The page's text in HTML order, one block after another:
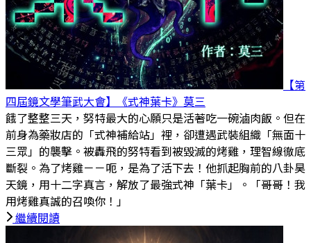
【第
四屆鏡文學筆武大會】《式神葉卡》 莫三
餓了整整三天，努特最大的心願只是活著吃一碗滷肉飯。但在
前身為藥妝店的「式神補給站」裡，卻遭遇武裝組織「無面十
三眾」的襲擊。被轟飛的努特看到被毀滅的烤雞，理智線徹底
斷裂。為了烤雞－－呃，是為了活下去！他抓起胸前的八卦昊
天鏡，用十二字真言，解放了最強式神「葉卡」。「哥哥！我
用烤雞真誠的召喚你！」
繼續閱讀